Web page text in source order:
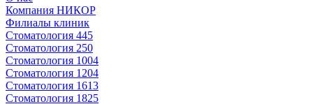
Компания НИКОР
Филиалы клиник
Стоматология 445
Стоматология 250
Стоматология 1004
Стоматология 1204
Стоматология 1613
Стоматология 1825